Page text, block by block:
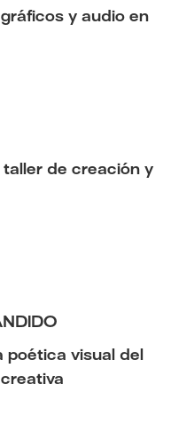
y audio en
de creación y
poética visual del